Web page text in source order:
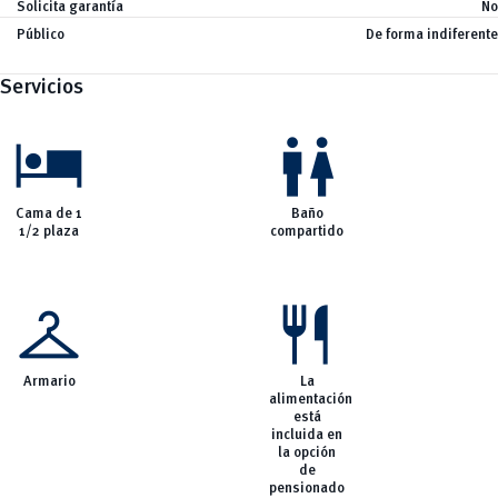
Noticias
vertical_align_bottom
Solicita garantía
No
Público
De forma indiferente
Servicios
hotel
Cama de 1
1/2 plaza
wc
Baño
compartido
checkroom
Armario
restaurant
La
alimentación
está
incluida en
la opción
de
pensionado